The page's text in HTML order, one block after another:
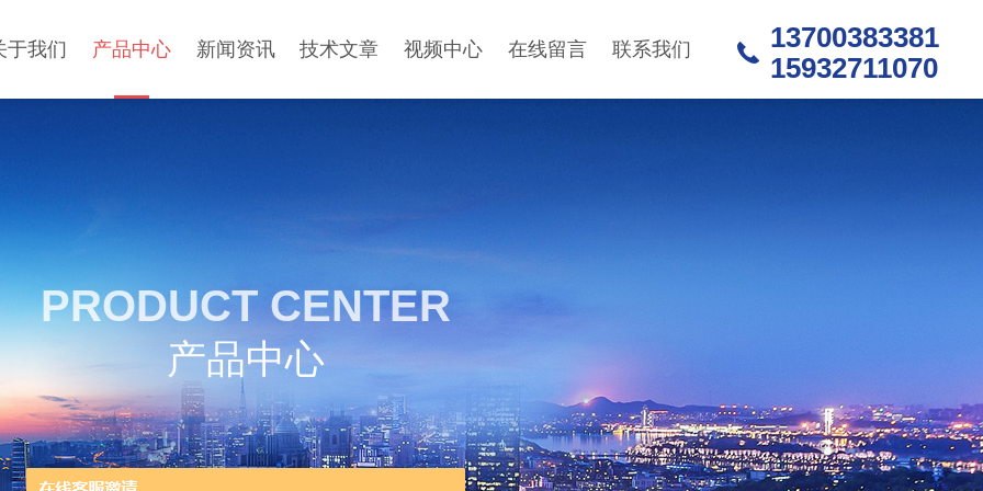
于我们 产品中心 新闻资讯 技术文章 视频中心 在线留言 联系我们
13700383381
15932711070
PRODUCT CENTER
产品中心